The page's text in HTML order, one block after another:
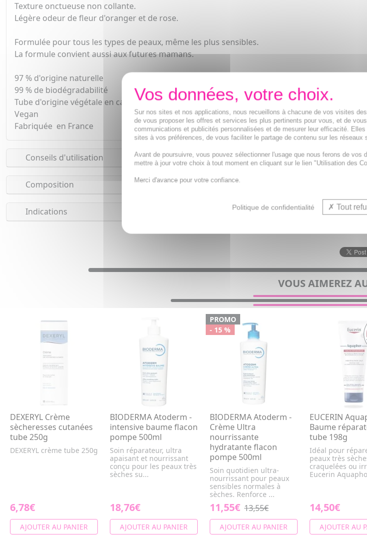
Texture onctueuse non collante.
Légère odeur de fleur d'oranger et de rose.
Formulée pour tous les types de peaux, même les plus sensibles.
La formule convient aussi aux futures mamans.
97 % d'origine naturelle
99 % de biodégradabilité
Tube d'origine végétale en canne à sucre
Vegan
Fabriquée en France
Conseils d'utilisation
Composition
Indications
VOUS AIMEREZ
DEXERYL Crème
sècheresses cutanées
tube 250g
DEXERYL crème tube 250g
6,78€
AJOUTER AU PANIER
BIODERMA Atoderm -
intensive baume flacon
pompe 500ml
Soin réparateur, ultra
apaisant et nourrissant
conçu pour les peaux très
sèches su...
18,76€
AJOUTER AU PANIER
PROMO
- 15 %
BIODERMA Atoderm -
Crème Ultra
nourrissante
hydratante flacon
pompe 500ml
Soin quotidien ultra-
nourrissant pour peaux
sensibles normales à
sèches. Renforce ...
11,55€ 13,55€
AJOUTER AU PANIER
EUCERIN
Baume
tube 198g
Idéal pour
peaux très
craquelées ou
Eucerin
14,50€
AJOUTER AU
Sur nos sites et nos applications, nous recueillons à chacune de vos visites
de vous proposer les offres et services les plus pertinents pour vous, et de
communications et publicités personnalisées et de mesurer leur efficacité.
sites à vos préférences, de vous faciliter le partage de contenu sur les réseaux
Avant de poursuivre, vous pouvez sélectionner l'usage que nous ferons de
mettre à jour votre choix à tout moment en cliquant sur le lien "Utilisation des
Merci d'avance pour votre confiance.
Politique de confidentialité Tout